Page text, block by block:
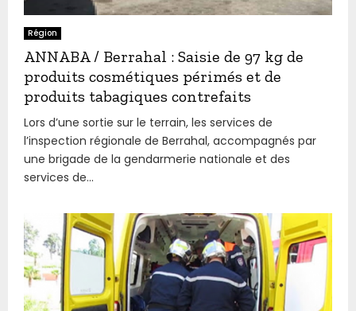
Région
ANNABA / Berrahal : Saisie de 97 kg de
produits cosmétiques périmés et de
produits tabagiques contrefaits
Lors d’une sortie sur le terrain, les services de
l’inspection régionale de Berrahal, accompagnés par
une brigade de la gendarmerie nationale et des
services de...